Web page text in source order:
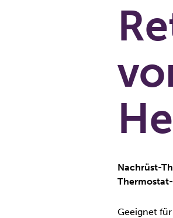
Nachrüst-
Geeignet